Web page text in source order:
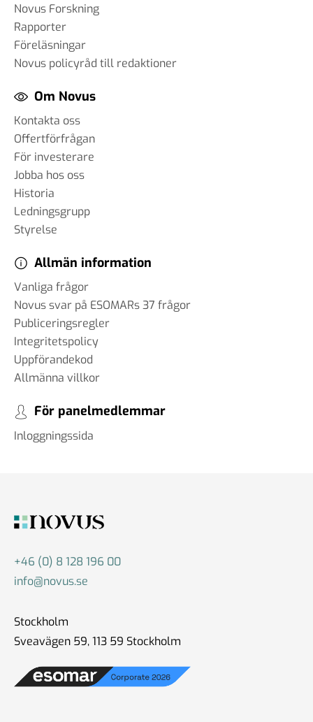
Novus Forskning
Rapporter
Föreläsningar
Novus policyråd till redaktioner
Om Novus
Kontakta oss
Offertförfrågan
För investerare
Jobba hos oss
Historia
Ledningsgrupp
Styrelse
Allmän information
Vanliga frågor
Novus svar på ESOMARs 37 frågor
Publiceringsregler
Integritetspolicy
Uppförandekod
Allmänna villkor
För panelmedlemmar
Inloggningssida
+46 (0) 8 128 196 00
info@novus.se
Stockholm
Sveavägen 59, 113 59 Stockholm